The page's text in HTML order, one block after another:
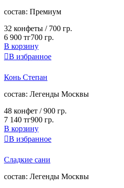
cостав: Премиум
32 конфеты / 700 гр.
6 900 тг700 гр.
В корзину
В избранное
Конь Степан
cостав: Легенды Москвы
48 конфет /900 гр.
7 140 тг900 гр.
В корзину
В избранное
Сладкие сани
cостав: Легенды Москвы